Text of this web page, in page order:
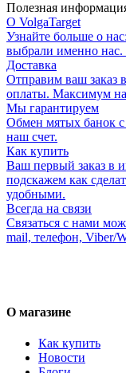
Полезная
О VolgaTarget
Узнайте больше о
выбрали именно
Доставка
Отправим ваш заказ
оплаты. Максимум
Мы гарантируем
Обмен мятых банок с
наш счет.
Как купить
Ваш первый заказ в
подскажем как
удобными.
Всегда на связи
Связаться с нами
mail, телефон, Viber/
О магазине
Как купить
Новости